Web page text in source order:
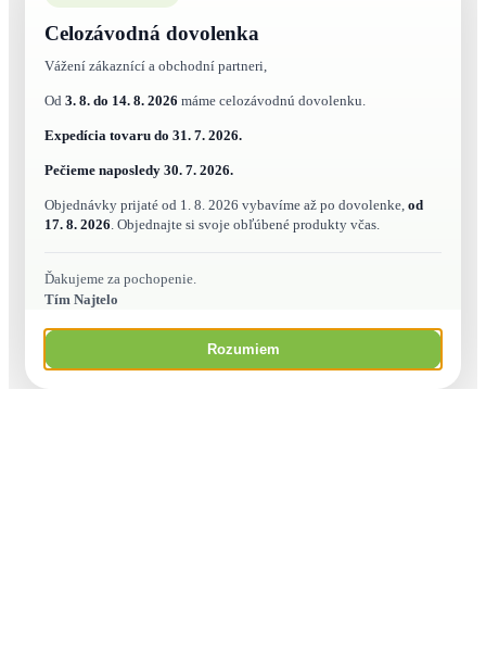
Celozávodná dovolenka
Vážení zákaznící a obchodní partneri,
Od 3. 8. do 14. 8. 2026 máme celozávodnú dovolenku.
Expedícia tovaru do 31. 7. 2026.
Pečieme naposledy 30. 7. 2026.
Objednávky prijaté od 1. 8. 2026 vybavíme až po dovolenke, od
17. 8. 2026 . Objednajte si svoje obľúbené produkty včas.
Ďakujeme za pochopenie.
Tím Najtelo
Rozumiem